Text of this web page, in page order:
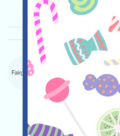
重要程度:★★★
ForteProtocol-
ForteProtocol正在
鏈上合規解決方案項
確保並自負安全，完
ETH/
录时间: 2026/05/15